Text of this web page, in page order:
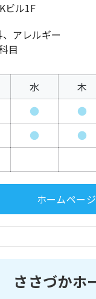
ビル1F
アレルギー
目
水 木
● ●
● ●
ホームペー
さづかホ